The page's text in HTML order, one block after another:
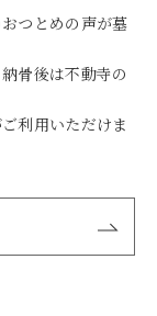
つとめの声が墓
骨後は不動寺の
利用いただけま